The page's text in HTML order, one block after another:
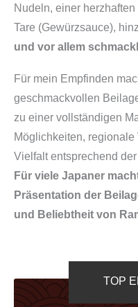
Nudeln, einer
Tare (Gewürzsauce),
und vor allem
Für mein Empfinden
geschmackvollen
zu einer vollständigen
Möglichkeiten,
Vielfalt entsprechend
Für viele Japaner
Präsentation der
und Beliebtheit von
TOP